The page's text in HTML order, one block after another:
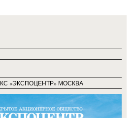
«ЭКСПОЦЕНТР» МОСКВА